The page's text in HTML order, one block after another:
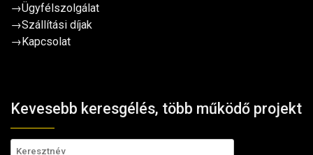
→Ügyfélszolgálat
→Szállítási díjak
→Kapcsolat
Kevesebb keresgélés, több működő projekt